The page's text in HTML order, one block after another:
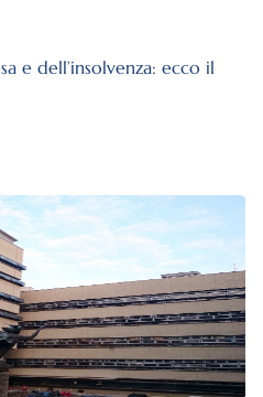
e dell’insolvenza: ecco il